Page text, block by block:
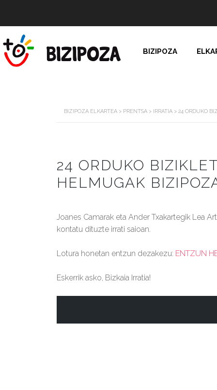
BIZIPOZA
BIZIPOZA ELKARTEA > PRENTSA > IRRATIA > 24 ORDUKO
24 ORDUKO
HELMUGAK
Joanes Camarak eta Ander Txakartegik Lea
kontatu dituzte irrati saioan.
Lotura honetan entzun dezakezu: ENTZUN
Eskerrik asko, Bizkaia Irratia!